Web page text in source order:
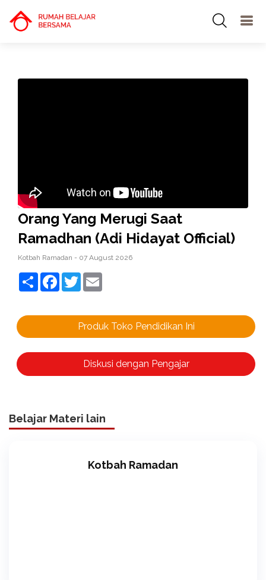
Orang Yang Merugi Saat
Ramadhan (Adi Hidayat Official)
Kotbah Ramadan - 07 August 2026
ShareFacebook
Twitter
Produk Toko Pendidikan Ini
Diskusi dengan Pengajar
Belajar Materi lain
Kotbah Ramadan